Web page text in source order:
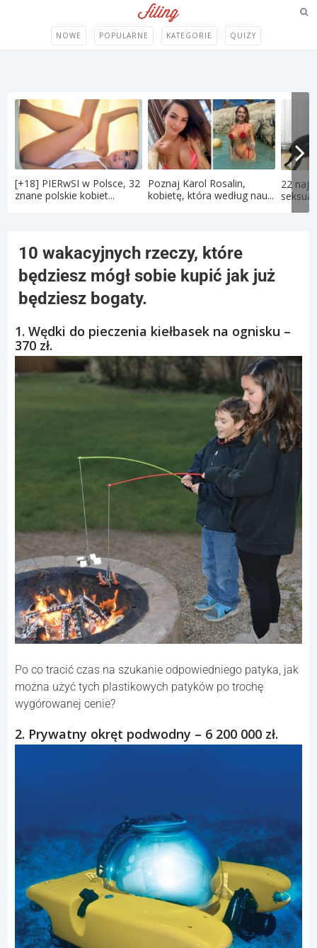
NOWE POPULARNE KATEGORIE QUIZY
[+18] PIERwSI w Polsce, 32
znane polskie kobiet...
Poznaj Karol Rosalin,
kobietę, która według nau...
22
10 wakacyjnych rzeczy, które
będziesz mógł sobie kupić jak już
będziesz bogaty.
1. Wędki do pieczenia kiełbasek na ognisku –
370 zł.
Po co tracić czas na szukanie odpowiedniego patyka, jak
można użyć tych plastikowych patyków po trochę
wygórowanej cenie?
2. Prywatny okręt podwodny – 6 200 000 zł.